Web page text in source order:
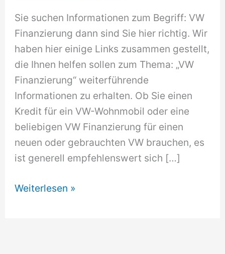
Sie suchen Informationen zum Begriff: VW
Finanzierung dann sind Sie hier richtig. Wir
haben hier einige Links zusammen gestellt,
die Ihnen helfen sollen zum Thema: „VW
Finanzierung“ weiterführende
Informationen zu erhalten. Ob Sie einen
Kredit für ein VW-Wohnmobil oder eine
beliebigen VW Finanzierung für einen
neuen oder gebrauchten VW brauchen, es
ist generell empfehlenswert sich […]
VW
Weiterlesen »